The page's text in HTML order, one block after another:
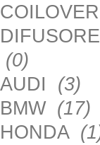
(0)
AUDI (3)
BMW (17)
HONDA